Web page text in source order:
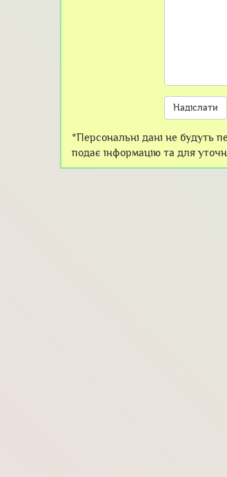
*Персональні дані не будуть
подає інформацію та для